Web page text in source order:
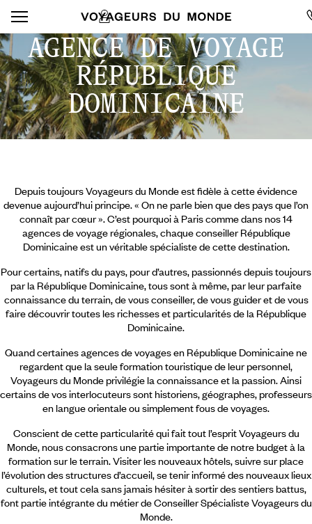
AGENCE DE VOYAGE
RÉPUBLIQUE
DOMINICAINE
Depuis toujours Voyageurs du Monde est fidèle à cette évidence
devenue aujourd’hui principe. « On ne parle bien que des pays que l’on
connaît par cœur ». C’est pourquoi à Paris comme dans nos 14
agences de voyage régionales, chaque conseiller République
Dominicaine est un véritable spécialiste de cette destination.
Pour certains, natifs du pays, pour d’autres, passionnés depuis toujours
par la République Dominicaine, tous sont à même, par leur parfaite
connaissance du terrain, de vous conseiller, de vous guider et de vous
faire découvrir toutes les richesses et particularités de la République
Dominicaine.
Quand certaines agences de voyages en République Dominicaine ne
regardent que la seule formation touristique de leur personnel,
Voyageurs du Monde privilégie la connaissance et la passion. Ainsi
certains de vos interlocuteurs sont historiens, géographes, professeurs
en langue orientale ou simplement fous de voyages.
Conscient de cette particularité qui fait tout l’esprit Voyageurs du
Monde, nous consacrons une partie importante de notre budget à la
formation sur le terrain. Visiter les nouveaux hôtels, suivre sur place
l’évolution des structures d’accueil, se tenir informé des nouveaux lieux
culturels, et tout cela sans jamais hésiter à sortir des sentiers battus,
font partie intégrante du métier de Conseiller Spécialiste Voyageurs du
Monde.